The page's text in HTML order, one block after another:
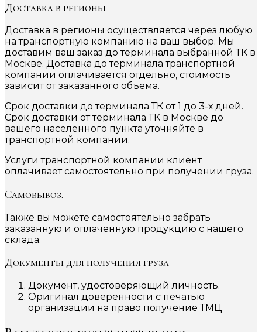
Доставка в регионы
Доставка в регионы осуществляется через любую
на транспортную компанию на ваш выбор. Мы
доставим ваш заказ до терминала выбранной ТК в
Москве. Доставка до терминала транспортной
компании оплачивается отдельно, стоимость
зависит от заказанного объема.
Срок доставки до терминала ТК от 1 до 3-х дней.
Срок доставки от терминала ТК в Москве до
вашего населенного пункта уточняйте в
транспортной компании.
Услуги транспортной компании клиент
оплачивает самостоятельно при получении груза.
Самовывоз.
Также вы можете самостоятельно забрать
заказанную и оплаченную продукцию с нашего
склада.
Документы для получения груза
Документ, удостоверяющий личность.
Оригинал доверенности с печатью
организации на право получение ТМЦ